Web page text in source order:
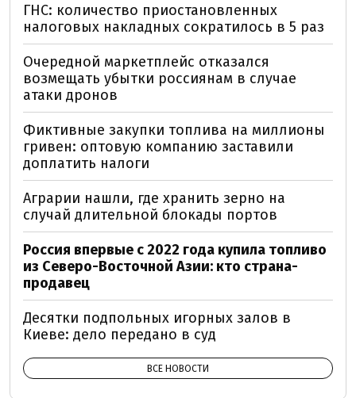
ГНС: количество приостановленных
налоговых накладных сократилось в 5 раз
Очередной маркетплейс отказался
возмещать убытки россиянам в случае
атаки дронов
Фиктивные закупки топлива на миллионы
гривен: оптовую компанию заставили
доплатить налоги
Аграрии нашли, где хранить зерно на
случай длительной блокады портов
Россия впервые с 2022 года купила топливо
из Северо-Восточной Азии: кто страна-
продавец
Десятки подпольных игорных залов в
Киеве: дело передано в суд
ВСЕ НОВОСТИ